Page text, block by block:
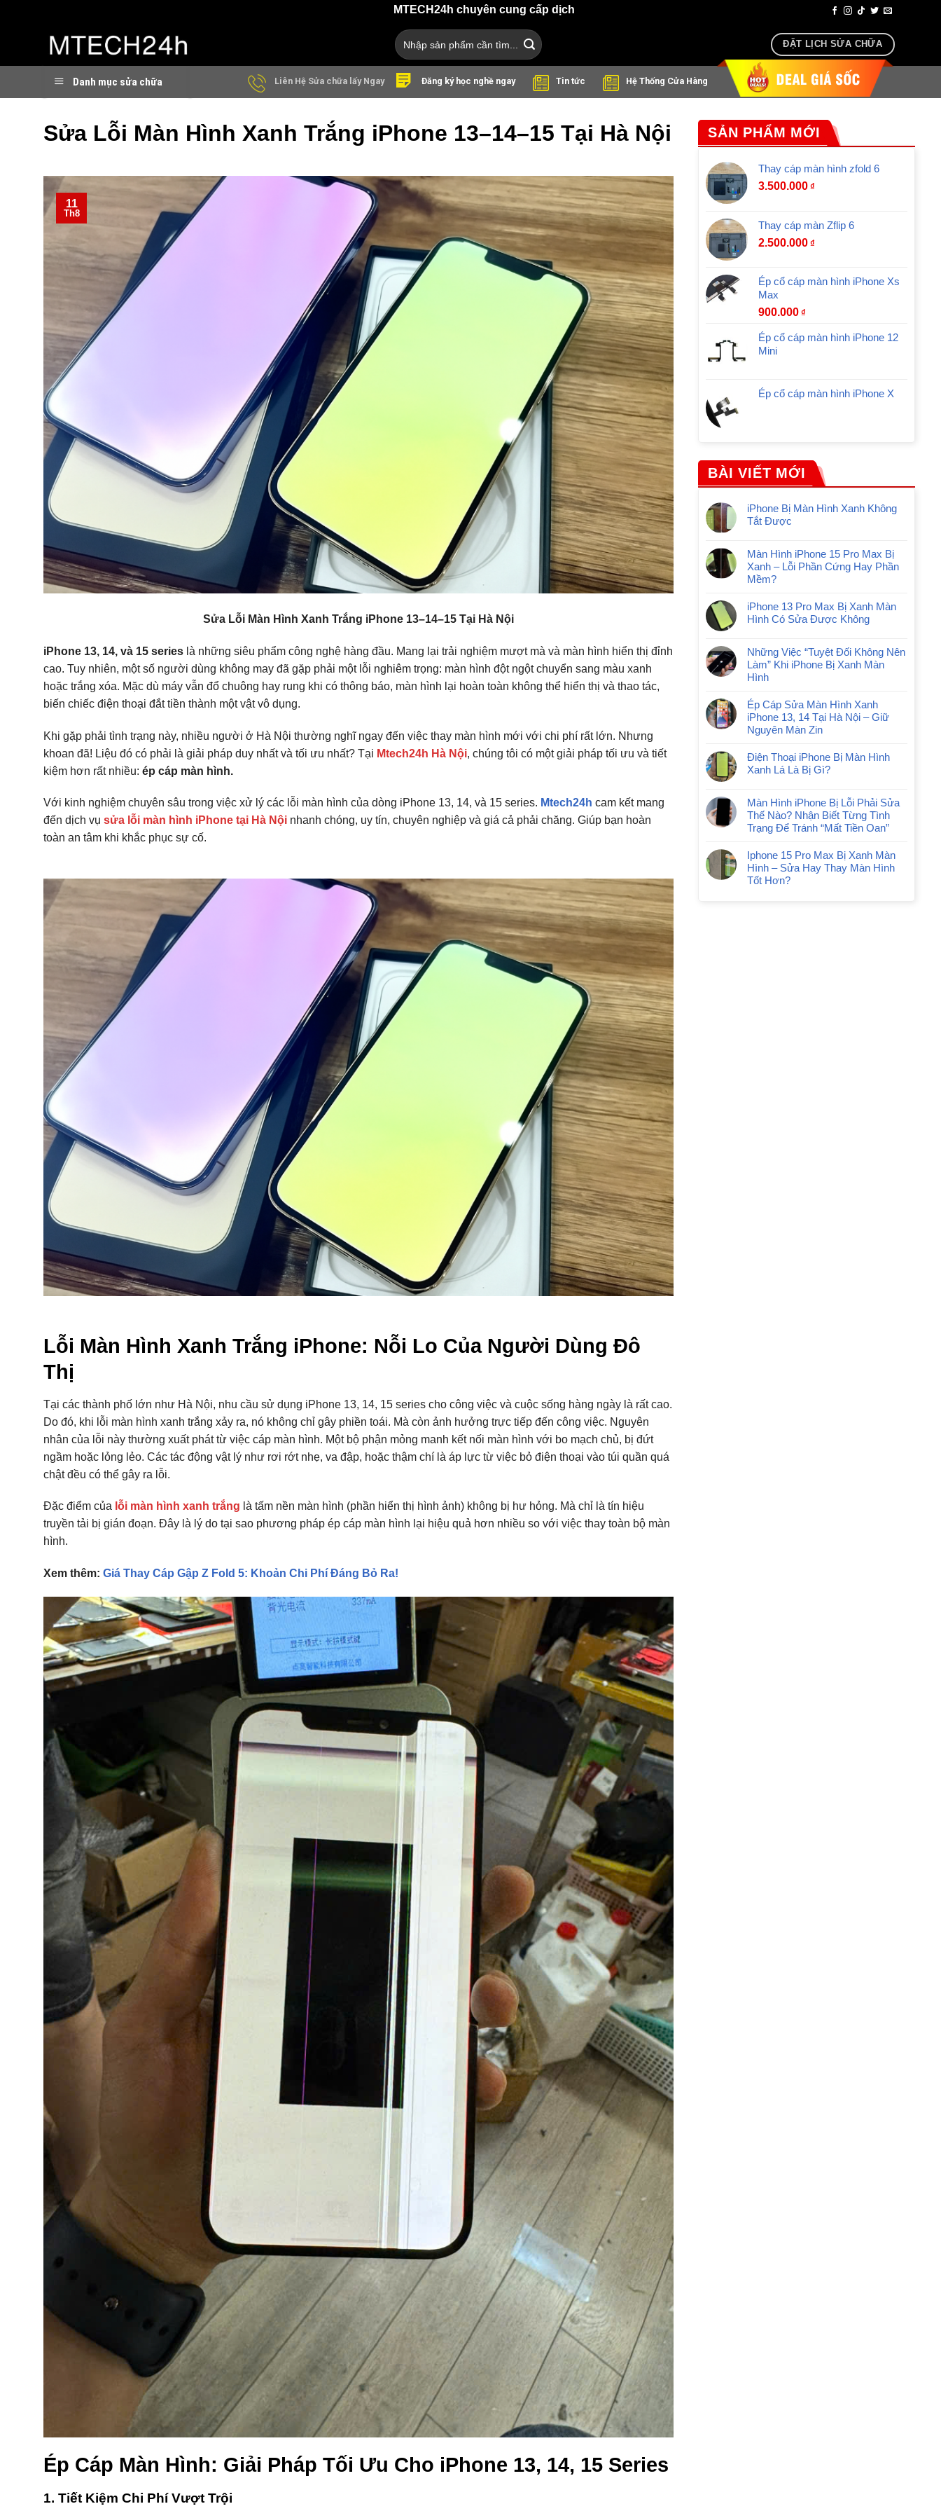
MTECH24h chuyên cung cấp dịch vụ sửa chữa điện thoại, airpods lấy ngay sau 30 phút
Search
for:
ĐẶT LỊCH SỬA CHỮA
Danh mục sửa chữa Liên Hệ Sửa chữa lấy Ngay Đăng ký học nghề ngay Tin tức Hệ Thống Cửa Hàng
Sửa Lỗi Màn Hình Xanh Trắng iPhone 13–14–15 Tại Hà Nội
11
Th8
Sửa Lỗi Màn Hình Xanh Trắng iPhone 13–14–15 Tại Hà Nội
iPhone 13, 14, và 15 series là những siêu phẩm công nghệ hàng đầu. Mang lại trải nghiệm mượt mà và màn hình hiển thị đỉnh
cao. Tuy nhiên, một số người dùng không may đã gặp phải một lỗi nghiêm trọng: màn hình đột ngột chuyển sang màu xanh
hoặc trắng xóa. Mặc dù máy vẫn đổ chuông hay rung khi có thông báo, màn hình lại hoàn toàn không thể hiển thị và thao tác,
biến chiếc điện thoại đắt tiền thành một vật vô dụng.
Khi gặp phải tình trạng này, nhiều người ở Hà Nội thường nghĩ ngay đến việc thay màn hình mới với chi phí rất lớn. Nhưng
khoan đã! Liệu đó có phải là giải pháp duy nhất và tối ưu nhất? Tại Mtech24h Hà Nội, chúng tôi có một giải pháp tối ưu và tiết
kiệm hơn rất nhiều: ép cáp màn hình.
Với kinh nghiệm chuyên sâu trong việc xử lý các lỗi màn hình của dòng iPhone 13, 14, và 15 series. Mtech24h cam kết mang
đến dịch vụ sửa lỗi màn hình iPhone tại Hà Nội nhanh chóng, uy tín, chuyên nghiệp và giá cả phải chăng. Giúp bạn hoàn
toàn an tâm khi khắc phục sự cố.
Lỗi Màn Hình Xanh Trắng iPhone: Nỗi Lo Của Người Dùng Đô
Thị
Tại các thành phố lớn như Hà Nội, nhu cầu sử dụng iPhone 13, 14, 15 series cho công việc và cuộc sống hàng ngày là rất cao.
Do đó, khi lỗi màn hình xanh trắng xảy ra, nó không chỉ gây phiền toái. Mà còn ảnh hưởng trực tiếp đến công việc. Nguyên
nhân của lỗi này thường xuất phát từ việc cáp màn hình. Một bộ phận mỏng manh kết nối màn hình với bo mạch chủ, bị đứt
ngầm hoặc lỏng lẻo. Các tác động vật lý như rơi rớt nhẹ, va đập, hoặc thậm chí là áp lực từ việc bỏ điện thoại vào túi quần quá
chật đều có thể gây ra lỗi.
Đặc điểm của lỗi màn hình xanh trắng là tấm nền màn hình (phần hiển thị hình ảnh) không bị hư hỏng. Mà chỉ là tín hiệu
truyền tải bị gián đoạn. Đây là lý do tại sao phương pháp ép cáp màn hình lại hiệu quả hơn nhiều so với việc thay toàn bộ màn
hình.
Xem thêm: Giá Thay Cáp Gập Z Fold 5: Khoản Chi Phí Đáng Bỏ Ra!
Ép Cáp Màn Hình: Giải Pháp Tối Ưu Cho iPhone 13, 14, 15 Series
1. Tiết Kiệm Chi Phí Vượt Trội
SẢN PHẨM MỚI
Thay cáp màn hình zfold 6
3.500.000 ₫
Thay cáp màn Zflip 6
2.500.000 ₫
Ép cổ cáp màn hình iPhone Xs
Max
900.000 ₫
Ép cổ cáp màn hình iPhone 12
Mini
Ép cổ cáp màn hình iPhone X
BÀI VIẾT MỚI
iPhone Bị Màn Hình Xanh Không
Tắt Được
Màn Hình iPhone 15 Pro Max Bị
Xanh – Lỗi Phần Cứng Hay Phần
Mềm?
iPhone 13 Pro Max Bị Xanh Màn
Hình Có Sửa Được Không
Những Việc “Tuyệt Đối Không Nên
Làm” Khi iPhone Bị Xanh Màn
Hình
Ép Cáp Sửa Màn Hình Xanh
iPhone 13, 14 Tại Hà Nội – Giữ
Nguyên Màn Zin
Điện Thoại iPhone Bị Màn Hình
Xanh Lá Là Bị Gì?
Màn Hình iPhone Bị Lỗi Phải Sửa
Thế Nào? Nhận Biết Từng Tình
Trạng Để Tránh “Mất Tiền Oan”
Iphone 15 Pro Max Bị Xanh Màn
Hình – Sửa Hay Thay Màn Hình
Tốt Hơn?